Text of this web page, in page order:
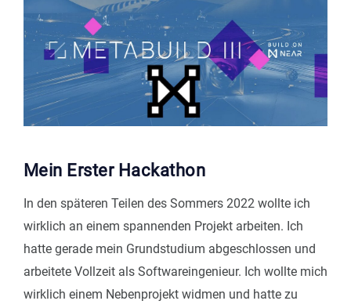
Mein Erster Hackathon
In den späteren Teilen des Sommers 2022 wollte ich
wirklich an einem spannenden Projekt arbeiten. Ich
hatte gerade mein Grundstudium abgeschlossen und
arbeitete Vollzeit als Softwareingenieur. Ich wollte mich
wirklich einem Nebenprojekt widmen und hatte zu